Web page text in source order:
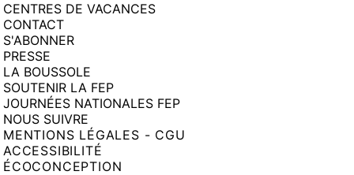
CENTRES DE VACANCES
CONTACT
S'ABONNER
PRESSE
LA BOUSSOLE
SOUTENIR LA FEP
JOURNÉES NATIONALES FEP
NOUS SUIVRE
MENTIONS LÉGALES - CGU
ACCESSIBILITÉ
ÉCOCONCEPTION